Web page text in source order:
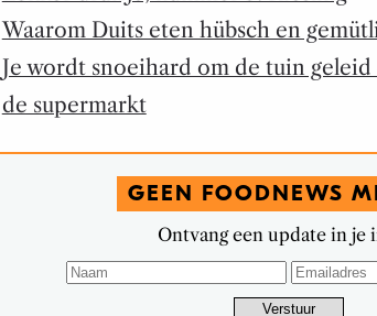
Waarom Duits eten hübsch en
Je wordt snoeihard om de tuin
de supermarkt
GEEN FOODNEWS
Ontvang een update in je